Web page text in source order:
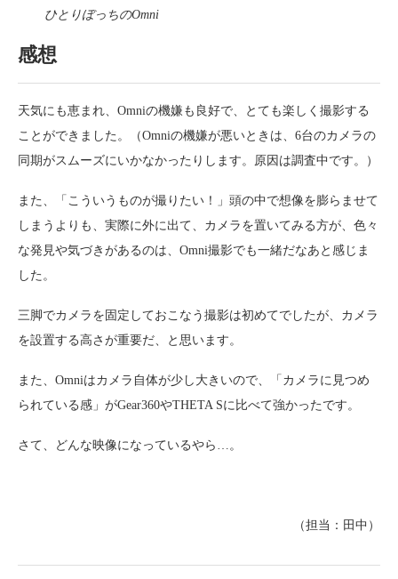
ひとりぼっちのOmni
感想
天気にも恵まれ、Omniの機嫌も良好で、とても楽しく撮影する
ことができました。（Omniの機嫌が悪いときは、6台のカメラの
同期がスムーズにいかなかったりします。原因は調査中です。）
また、「こういうものが撮りたい！」頭の中で想像を膨らませて
しまうよりも、実際に外に出て、カメラを置いてみる方が、色々
な発見や気づきがあるのは、Omni撮影でも一緒だなあと感じま
した。
三脚でカメラを固定しておこなう撮影は初めてでしたが、カメラ
を設置する高さが重要だ、と思います。
また、Omniはカメラ自体が少し大きいので、「カメラに見つめ
られている感」がGear360やTHETA Sに比べて強かったです。
さて、どんな映像になっているやら…。
（担当：田中）